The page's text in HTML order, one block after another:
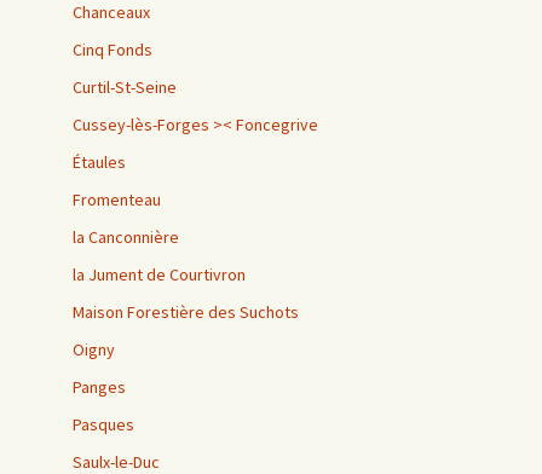
Chanceaux
Cinq Fonds
Curtil-St-Seine
Cussey-lès-Forges >< Foncegrive
Étaules
Fromenteau
la Canconnière
la Jument de Courtivron
Maison Forestière des Suchots
Oigny
Panges
Pasques
Saulx-le-Duc